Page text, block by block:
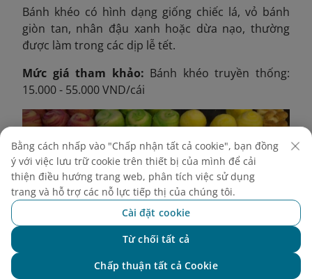
Bánh khéo có hình dạng giống chiếc lá, vỏ bánh
giòn tan, nhân đậu xanh hoặc dừa nạo, thường
được làm trong các dịp lễ tết.
Mức giá tham khảo: Bánh khéo truyền thống:
15.000 - 55.000 VND/cái
Bằng cách nhấp vào "Chấp nhận tất cả cookie", bạn đồng
ý với việc lưu trữ cookie trên thiết bị của mình để cải
thiện điều hướng trang web, phân tích việc sử dụng
trang và hỗ trợ các nỗ lực tiếp thị của chúng tôi.
Cài đặt cookie
Từ chối tất cả
Chấp thuận tất cả Cookie